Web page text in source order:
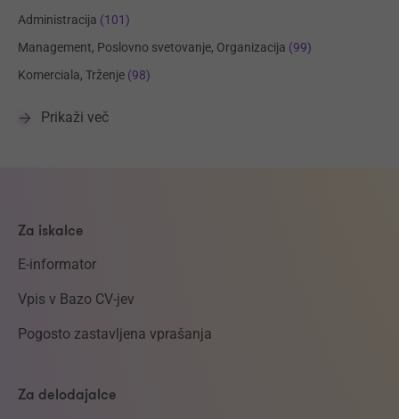
Administracija (101)
Management, Poslovno svetovanje, Organizacija (99)
Komerciala, Trženje (98)
Prikaži več
Za iskalce
E-informator
Vpis v Bazo CV-jev
Pogosto zastavljena vprašanja
Za delodajalce